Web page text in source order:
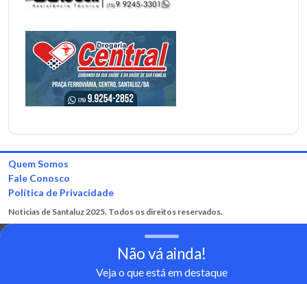
Quem Somos
Fale Conosco
Política de Privacidade
Noticias de Santaluz 2025. Todos os direitos reservados.
Não vá ainda!
Veja o que está em destaque